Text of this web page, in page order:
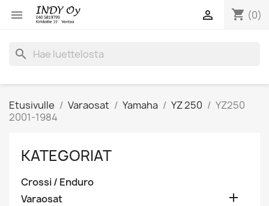
 shopping_cart (0)

search
Etusivulle Varaosat Yamaha YZ 250
YZ250
2001-1984
KATEGORIAT
Crossi / Enduro
Varaosat
